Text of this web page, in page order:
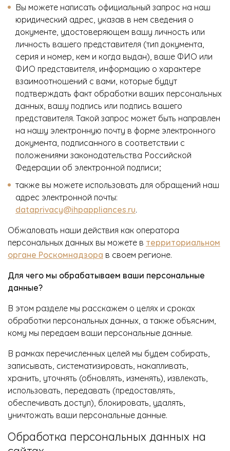
Вы можете написать официальный запрос на наш
юридический адрес, указав в нем сведения о
документе, удостоверяющем вашу личность или
личность вашего представителя (тип документа,
серия и номер, кем и когда выдан), ваше ФИО или
ФИО представителя, информацию о характере
взаимоотношений с вами, которые будут
подтверждать факт обработки ваших персональных
данных, вашу подпись или подпись вашего
представителя. Такой запрос может быть направлен
на нашу электронную почту в форме электронного
документа, подписанного в соответствии с
положениями законодательства Российской
Федерации об электронной подписи;
также вы можете использовать для обращений наш
адрес электронной почты:
dataprivacy@ihpappliances.ru.
Обжаловать наши действия как оператора
персональных данных вы можете в территориальном
органе Роскомнадзора в своем регионе.
Для чего мы обрабатываем ваши персональные
данные?
В этом разделе мы расскажем о целях и сроках
обработки персональных данных, а также объясним,
кому мы передаем ваши персональные данные.
В рамках перечисленных целей мы будем собирать,
записывать, систематизировать, накапливать,
хранить, уточнять (обновлять, изменять), извлекать,
использовать, передавать (предоставлять,
обеспечивать доступ), блокировать, удалять,
уничтожать ваши персональные данные.
Обработка персональных данных на